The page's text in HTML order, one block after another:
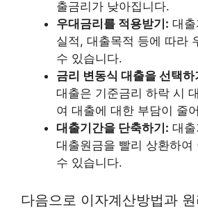
출금리가 낮아집니다.
우대금리를 적용받기: 대
실적, 대출목적 등에 따라
수 있습니다.
금리 변동식 대출을 선택하
대출은 기준금리 하락 시
여 대출에 대한 부담이 줄
대출기간을 단축하기: 대
대출원금을 빨리 상환하여
수 있습니다.
다음으로 이자계산방법과